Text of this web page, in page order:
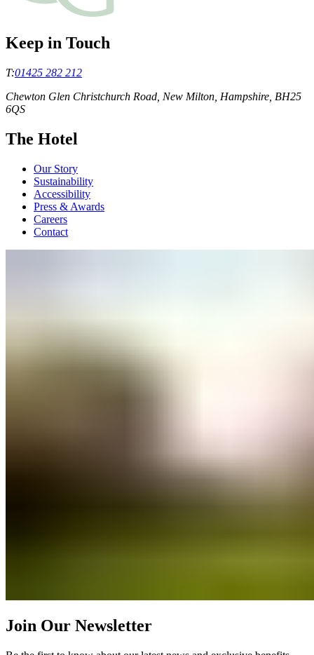
Keep in Touch
T:01425 282 212
Chewton Glen Christchurch Road, New Milton, Hampshire, BH25
6QS
The Hotel
Our Story
Sustainability
Accessibility
Press & Awards
Careers
Contact
Join Our Newsletter